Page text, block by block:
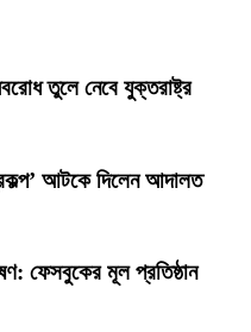
তুলে নেবে যুক্তরাষ্ট্র
আটকে দিলেন আদালত
ফেসবুকের মূল প্রতিষ্ঠান